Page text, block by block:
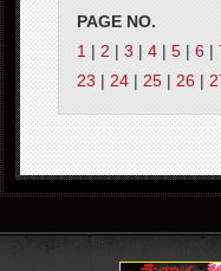
PAGE NO.
1
2 3 4 5 6
23
24 25 26